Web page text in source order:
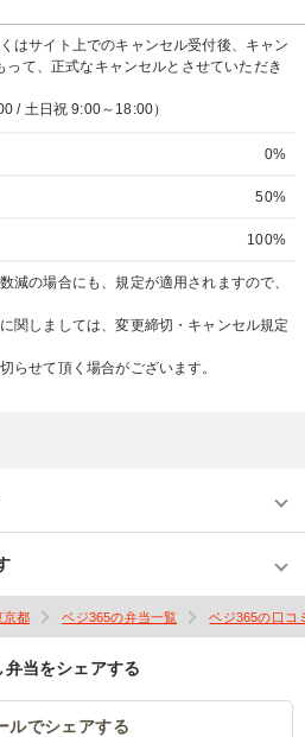
はサイト上でのキャンセル受付後、キャン
て、正式なキャンセルとさせていただき
/ 土日祝 9:00～18:00）
0%
50%
100%
の場合にも、規定が適用されますので、
関しましては、変更締切・キャンセル規定
らせて頂く場合がございます。
京都 ベジ365の弁当一覧 ベジ365の口コ
弁当をシェアする
ルでシェアする